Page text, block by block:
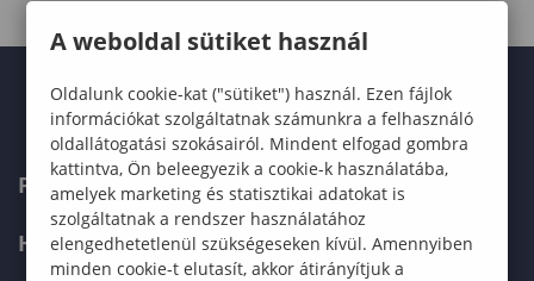
FELVÉTELIZŐKNEK
HALLGATÓKNAK
A weboldal sütiket használ
Oldalunk cookie-kat ("sütiket") használ. Ezen fájlok
információkat szolgáltatnak számunkra a felhasználó
oldallátogatási szokásairól. Mindent elfogad gombra
kattintva, Ön beleegyezik a cookie-k használatába,
amelyek marketing és statisztikai adatokat is
szolgáltatnak a rendszer használatához
elengedhetetlenül szükségeseken kívül. Amennyiben
minden cookie-t elutasít, akkor átirányítjuk a